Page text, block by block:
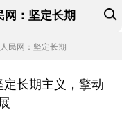
网：坚定长期
民网：坚定长期
长期主义，擎动